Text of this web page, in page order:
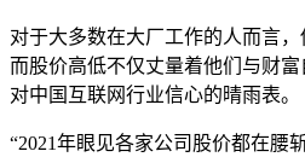
对于大多数在大厂工作的人而言，
而股价高低不仅丈量着他们与财
对中国互联网行业信心的晴雨表。
“2021年眼见各家公司股价都在腰